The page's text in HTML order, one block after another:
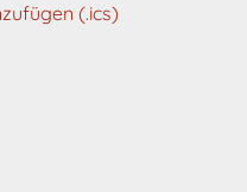
(.ics)